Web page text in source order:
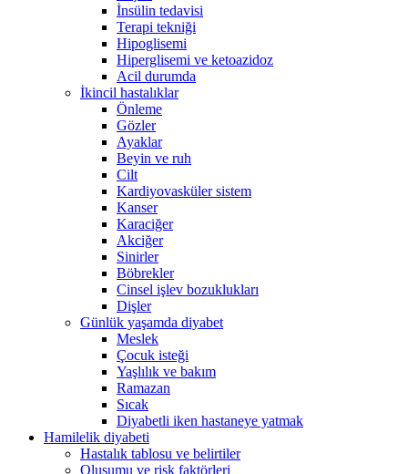
İnsülin tedavisi
Terapi tekniği
Hipoglisemi
Hiperglisemi ve ketoazidoz
Acil durumda
İkincil hastalıklar
Önleme
Gözler
Ayaklar
Beyin ve ruh
Cilt
Kardiyovasküler sistem
Kanser
Karaciğer
Akciğer
Sinirler
Böbrekler
Cinsel işlev bozuklukları
Dişler
Günlük yaşamda diyabet
Meslek
Çocuk isteği
Yaşlılık ve bakım
Ramazan
Sıcak
Diyabetli iken hastaneye yatmak
Hamilelik diyabeti
Hastalık tablosu ve belirtiler
Oluşumu ve risk faktörleri